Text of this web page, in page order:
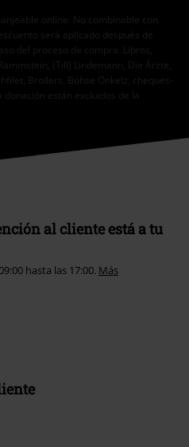
online. No combinable con
será aplicado después de
del proceso de compra. Libros,
(Till) Lindemann, Die Ärzte,
Broilers, Böhse Onkelz, cheques-
están excluidos de la
al cliente está a tu
hasta las 17:00. Más